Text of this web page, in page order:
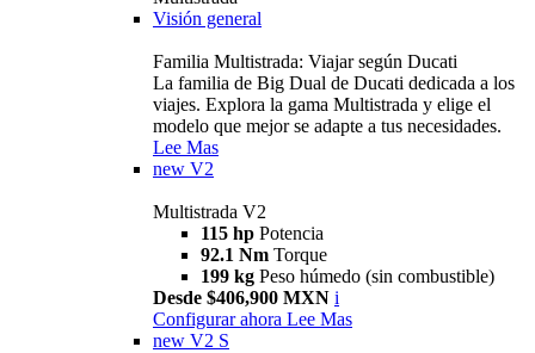
Visión general
Familia Multistrada: Viajar según Ducati
La familia de Big Dual de Ducati dedicada a los
viajes. Explora la gama Multistrada y elige el
modelo que mejor se adapte a tus necesidades.
Lee Mas
new V2
Multistrada V2
115 hp Potencia
92.1 Nm Torque
199 kg Peso húmedo (sin combustible)
Desde $406,900 MXN i
Configurar ahora Lee Mas
new V2 S